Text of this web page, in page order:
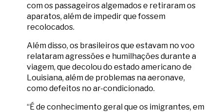
com os passageiros algemados e retiraram os
aparatos, além de impedir que fossem
recolocados.
Além disso, os brasileiros que estavam no voo
relataram agressões e humilhações durante a
viagem, que decolou do estado americano de
Louisiana, além de problemas na aeronave,
como defeitos no ar-condicionado.
“É de conhecimento geral que os imigrantes, em